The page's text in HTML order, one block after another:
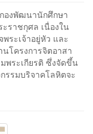
องพัฒนานักศึกษา
ราชกุศล เนื่องใน
ระเจ้าอยู่หัว และ
โครงการจิตอาสา
ระเกียรติ ซึ่งจัดขึ้น
รรมบริจาคโลหิตจะ